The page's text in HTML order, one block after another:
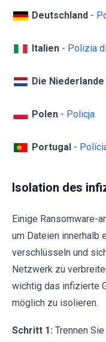
Deutschland -
Italien - Polizia
Die Niederlande
Polen - Policja
Portugal -
Isolation des
Einige Ransomware-
um Dateien innerhalb
verschlüsseln und
Netzwerk zu
wichtig das infizierte
möglich zu isolieren.
Schritt 1: Trennen